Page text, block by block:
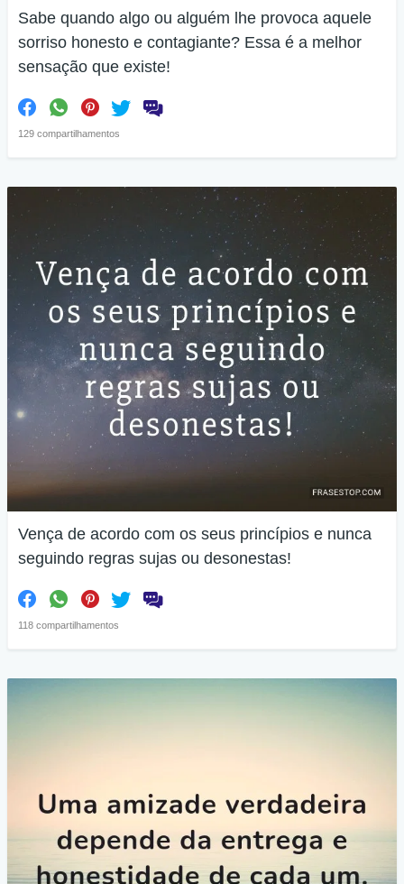
Sabe quando algo ou alguém lhe provoca aquele
sorriso honesto e contagiante? Essa é a melhor
sensação que existe!
129 compartilhamentos
Vença de acordo com os seus princípios e nunca
seguindo regras sujas ou desonestas!
118 compartilhamentos